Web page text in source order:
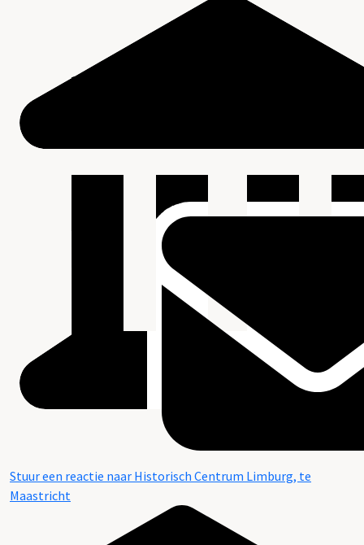
Stuur een reactie naar Historisch Centrum Limburg, te
Maastricht